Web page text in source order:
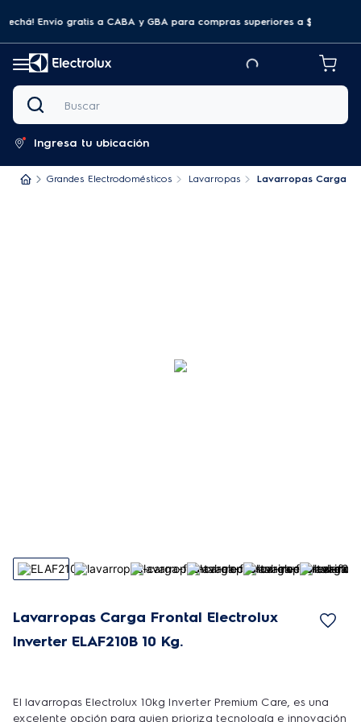
Envío gratis a CABA y GBA para compras superiores a $69.999
Buscar
Ingresa tu ubicación
Grandes Electrodomésticos Lavarropas Lavarropas Carga
Lavarropas Carga Frontal Electrolux
Inverter ELAF210B 10 Kg.
El lavarropas Electrolux 10kg Inverter Premium Care, es una
excelente opción para quien prioriza tecnología e innovación